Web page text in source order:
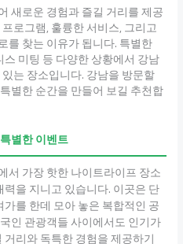
새로운 경험과 즐길 거리를 제공
로그램, 훌륭한 서비스, 그리고
를 찾는 이유가 됩니다. 특별한
미팅 등 다양한 상황에서 강남
는 장소입니다. 강남을 방문할
별한 순간을 만들어 보길 추천합
별한 이벤트
서 가장 핫한 나이트라이프 장소
을 지니고 있습니다. 이곳은 단
를 한데 모아 놓은 복합적인 공
인 관광객들 사이에서도 인기가
리와 독특한 경험을 제공하기